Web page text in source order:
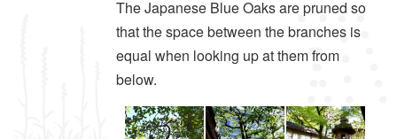
The Japanese Blue Oaks are pruned so
that the space between the branches is
equal when looking up at them from
below.